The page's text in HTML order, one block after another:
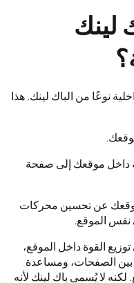
لينك
نوعًا من الباك لينك. هذا
داخل موقعك إلى صفحة
عن تحسين محركات
القوة داخل الموقع،
بين الصفحات، ومساعدة
لا يُسمى باك لينك لأنه